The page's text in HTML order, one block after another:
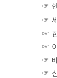
☞
☞
☞
☞
☞
☞